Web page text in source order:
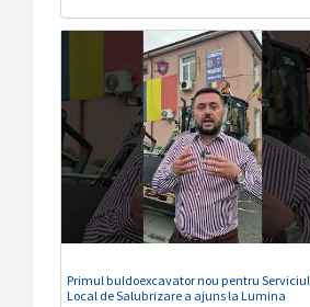
Primul buldoexcavator nou pentru Serviciul
Local de Salubrizare a ajuns la Lumina